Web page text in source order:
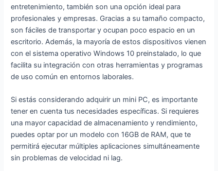
entretenimiento, también son una opción ideal para
profesionales y empresas. Gracias a su tamaño compacto,
son fáciles de transportar y ocupan poco espacio en un
escritorio. Además, la mayoría de estos dispositivos vienen
con el sistema operativo Windows 10 preinstalado, lo que
facilita su integración con otras herramientas y programas
de uso común en entornos laborales.
Si estás considerando adquirir un mini PC, es importante
tener en cuenta tus necesidades específicas. Si requieres
una mayor capacidad de almacenamiento y rendimiento,
puedes optar por un modelo con 16GB de RAM, que te
permitirá ejecutar múltiples aplicaciones simultáneamente
sin problemas de velocidad ni lag.